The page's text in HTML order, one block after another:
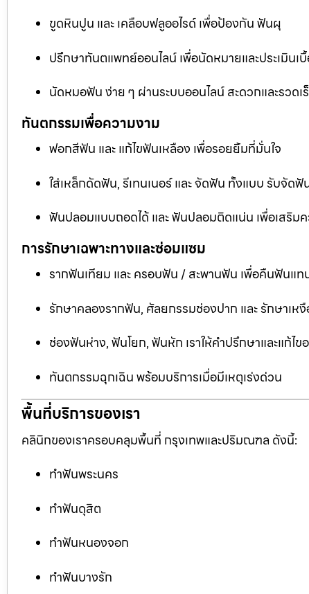
ขูดหินปูน และ เคลือบฟลูออไรด์ เพื่อป้องกัน ฟันผุ
ปรึกษาทันตแพทย์ออนไลน์ เพื่อนัดหมายและประเมินเ
นัดหมอฟัน ง่าย ๆ ผ่านระบบออนไลน์ สะดวกและรวดเ
ทันตกรรมเพื่อความงาม
ฟอกสีฟัน และ แก้ไขฟันเหลือง เพื่อรอยยิ้มที่มั่นใจ
ใส่เหล็กดัดฟัน, รีเทนเนอร์ และ จัดฟัน ทั้งแบบ รับจั
ฟันปลอมแบบถอดได้ และ ฟันปลอมติดแน่น เพื่อเสริม
การรักษาเฉพาะทางและซ่อมแซม
รากฟันเทียม และ ครอบฟัน / สะพานฟัน เพื่อคืนฟันแ
รักษาคลองรากฟัน, ศัลยกรรมช่องปาก และ รักษาเห
ช่องฟันห่าง, ฟันโยก, ฟันหัก เราให้คำปรึกษาและแก้ไ
ทันตกรรมฉุกเฉิน พร้อมบริการเมื่อมีเหตุเร่งด่วน
พื้นที่บริการของเรา
คลินิกของเราครอบคลุมพื้นที่ กรุงเทพและปริมณฑล ดังนี้:
ทำฟันพระนคร
ทำฟันดุสิต
ทำฟันหนองจอก
ทำฟันบางรัก